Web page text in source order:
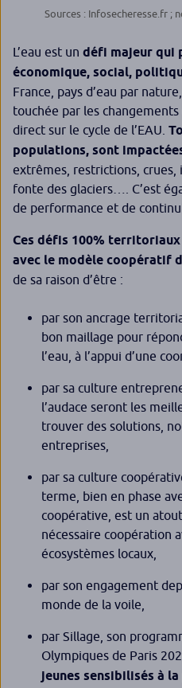
Sources : Infosecheresse.fr ;
L’eau est un défi majeur qui
économique, social,
France, pays d’eau par
touchée par les
direct sur le cycle de l’EAU.
populations, sont
extrêmes, restrictions, crues,
fonte des glaciers…. C’est
de performance et de
Ces défis 100%
avec le modèle coopératif
de sa raison d’être :
par son ancrage
bon maillage pour
l’eau, à l’appui d’une
par sa culture
l’audace seront les
trouver des solutions,
entreprises,
par sa culture
terme, bien en phase
coopérative, est un
nécessaire coopération
écosystèmes locaux,
par son engagement
monde de la voile,
par Sillage, son
Olympiques de Paris
jeunes sensibilisés à